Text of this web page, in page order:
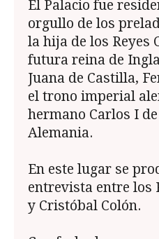
El Palacio fue
orgullo de los
la hija de los Reyes
futura reina de
Juana de Castilla,
el trono imperial
hermano Carlos I
Alemania.
En este lugar se
entrevista entre los
y Cristóbal Colón.